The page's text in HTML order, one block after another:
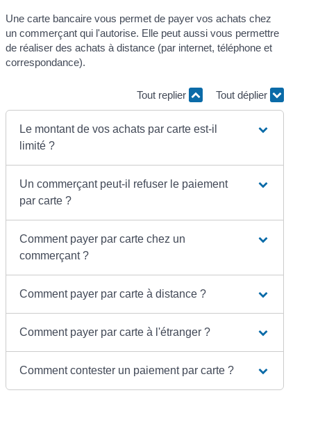
Une carte bancaire vous permet de payer vos achats chez
un commerçant qui l'autorise. Elle peut aussi vous permettre
de réaliser des achats à distance (par internet, téléphone et
correspondance).
Tout replier Tout déplier
Le montant de vos achats par carte est-il
limité ?
Un commerçant peut-il refuser le paiement
par carte ?
Comment payer par carte chez un
commerçant ?
Comment payer par carte à distance ?
Comment payer par carte à l'étranger ?
Comment contester un paiement par carte ?